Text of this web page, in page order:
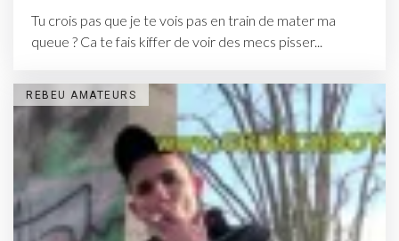
Tu crois pas que je te vois pas en train de mater ma
queue ? Ca te fais kiffer de voir des mecs pisser...
REBEU AMATEURS